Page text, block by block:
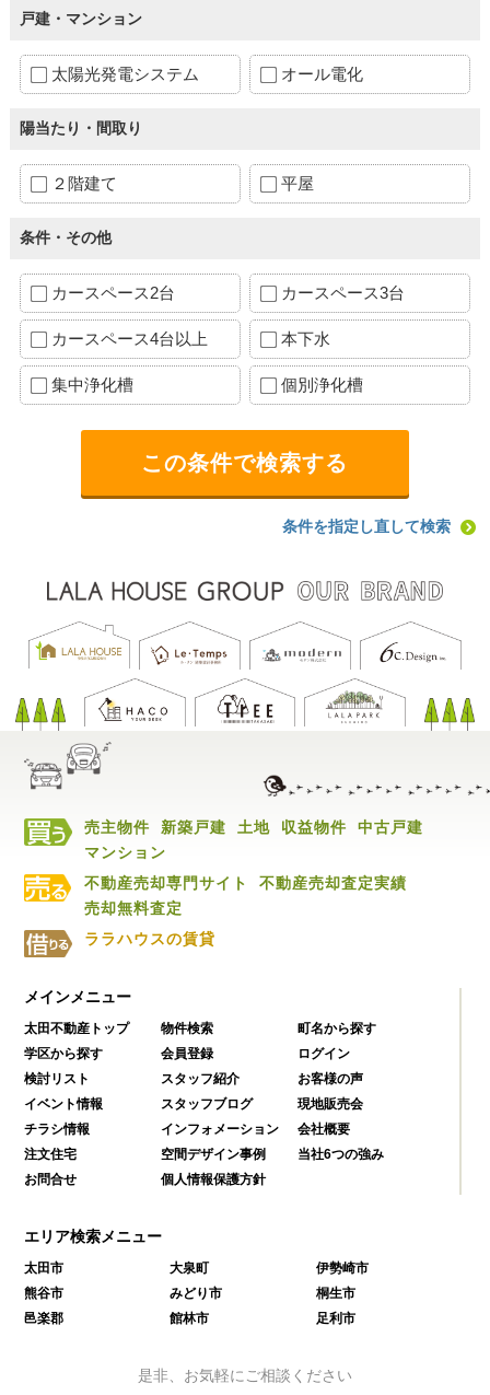
戸建・マンション
太陽光発電システム オール電化
陽当たり・間取り
２階建て 平屋
条件・その他
カースペース2台 カースペース3台
カースペース4台以上 本下水
集中浄化槽 個別浄化槽
条件を指定し直して検索
売主物件 新築戸建 土地 収益物件
中古戸建
マンション
不動産売却専門サイト
不動産売却査定実績
売却無料査定
ララハウスの賃貸
メインメニュー
太田不動産トップ 物件検索
町名から探す
学区から探す
会員登録
ログイン
検討リスト
スタッフ紹介
お客様の声
イベント情報
スタッフブログ
現地販売会
チラシ情報
インフォメーション
会社概要
注文住宅
空間デザイン事例
当社6つの強み
お問合せ
個人情報保護方針
エリア検索メニュー
太田市 大泉町
伊勢崎市
熊谷市
みどり市
桐生市
邑楽郡
館林市 足利市
是非、お気軽にご相談ください